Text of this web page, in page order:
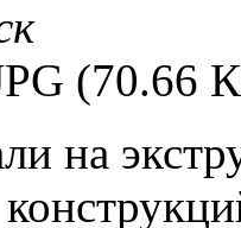
(70.66
на